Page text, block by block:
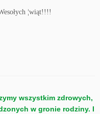
¦wiąt!!!!
wszystkim zdrowych,
w gronie rodziny. I